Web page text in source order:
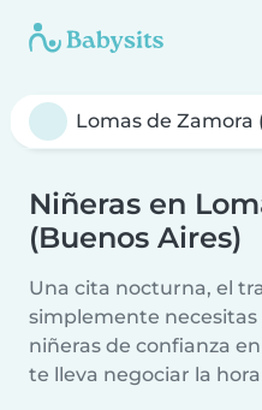
Niñeras en
(Buenos Aires)
Una cita nocturna, el
simplemente
niñeras de confianza
te lleva negociar la